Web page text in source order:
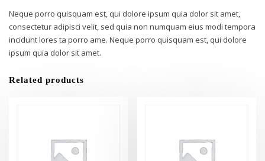
Neque porro quisquam est, qui dolore ipsum quia dolor sit amet,
consectetur adipisci velit, sed quia non numquam eius modi tempora
incidunt lores ta porro ame. Neque porro quisquam est, qui dolore
ipsum quia dolor sit amet.
Related products